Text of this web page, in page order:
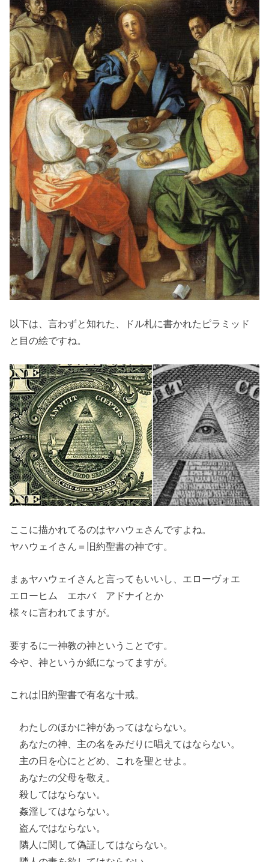
以下は、言わずと知れた、ドル札に書かれたピラミッド
と目の絵ですね。
ここに描かれてるのはヤハウェさんですよね。
ヤハウェイさん＝旧約聖書の神です。
まぁヤハウェイさんと言ってもいいし、エローヴォエ
エローヒム エホバ アドナイとか
様々に言われてますが。
要するに一神教の神ということです。
今や、神というか紙になってますが。
これは旧約聖書で有名な十戒。
わたしのほかに神があってはならない。
あなたの神、主の名をみだりに唱えてはならない。
主の日を心にとどめ、これを聖とせよ。
あなたの父母を敬え。
殺してはならない。
姦淫してはならない。
盗んではならない。
隣人に関して偽証してはならない。